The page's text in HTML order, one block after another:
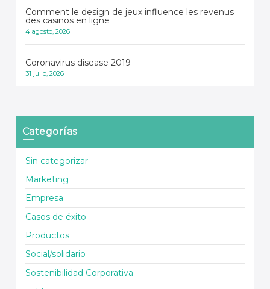
Comment le design de jeux influence les revenus
des casinos en ligne
4 agosto, 2026
Coronavirus disease 2019
31 julio, 2026
Categorías
Sin categorizar
Marketing
Empresa
Casos de éxito
Productos
Social/solidario
Sostenibilidad Corporativa